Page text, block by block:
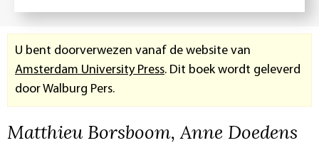
U bent doorverwezen vanaf de website van
Amsterdam University Press. Dit boek wordt geleverd
door Walburg Pers.
Matthieu Borsboom, Anne Doedens